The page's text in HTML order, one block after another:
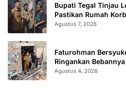
Bupati Tegal Tinjau
Pastikan Rumah
Agustus 7, 2026
Faturohman
Ringankan Bebannya
Agustus 4, 2026